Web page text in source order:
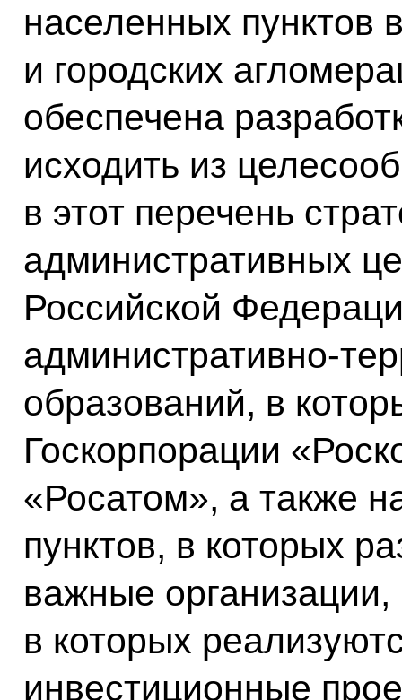
населенных пунктов
и городских
обеспечена
исходить из
в этот перечень
административных
Российской
административно-
образований, в
Госкорпорации
«Росатом», а также
пунктов, в которых
важные
в которых
инвестиционные